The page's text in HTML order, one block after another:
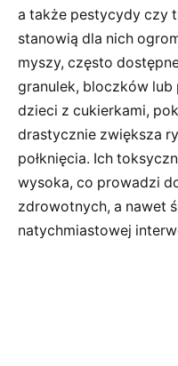
a także pestycydy czy
stanowią dla nich
myszy, często
granulek, bloczków lub
dzieci z cukierkami,
drastycznie zwiększa
połknięcia. Ich
wysoka, co prowadzi
zdrowotnych, a nawet
natychmiastowej